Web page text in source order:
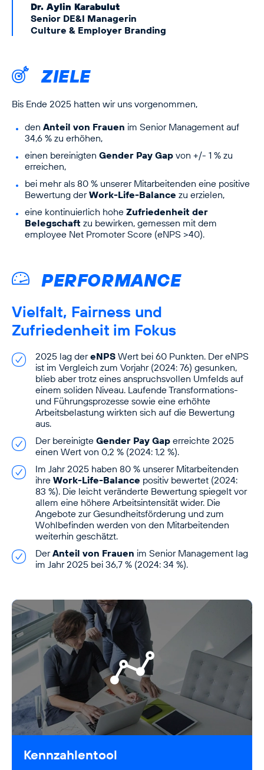
Dr. Aylin Karabulut
Senior DE&I Managerin
Culture & Employer Branding
ZIELE
Bis Ende 2025 hatten wir uns vorgenommen,
den Anteil von Frauen im Senior Management auf
34,6 % zu erhöhen,
einen bereinigten Gender Pay Gap von +/- 1 % zu
erreichen,
bei mehr als 80 % unserer Mitarbeitenden eine positive
Bewertung derWork-Life-Balance zu erzielen,
eine kontinuierlich hohe Zufriedenheit der
Belegschaft zu bewirken, gemessen mit dem
employee Net Promoter Score (eNPS >40).
PERFORMANCE
Vielfalt, Fairness und
Zufriedenheit im Fokus
2025 lag dereNPS Wert bei 60 Punkten. Der eNPS
ist im Vergleich zum Vorjahr (2024: 76) gesunken,
blieb aber trotz eines anspruchsvollen Umfelds auf
einem soliden Niveau. Laufende Transformations-
und Führungsprozesse sowie eine erhöhte
Arbeitsbelastung wirkten sich auf die Bewertung
aus.
Der bereinigte Gender Pay Gap erreichte 2025
einen Wert von 0,2 % (2024: 1,2 %).
Im Jahr 2025 haben 80 % unserer Mitarbeitenden
ihre Work-Life-Balance positiv bewertet (2024:
83 %). Die leicht veränderte Bewertung spiegelt vor
allem eine höhere Arbeitsintensität wider. Die
Angebote zur Gesundheitsförderung und zum
Wohlbefinden werden von den Mitarbeitenden
weiterhin geschätzt.
DerAnteil von Frauen im Senior Management lag
im Jahr 2025 bei 36,7 % (2024: 34 %).
Kennzahlentool